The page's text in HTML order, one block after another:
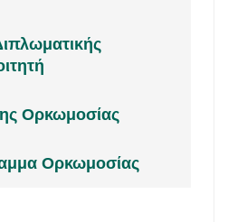
Ορκωμοσίας
Ορκωμοσίας